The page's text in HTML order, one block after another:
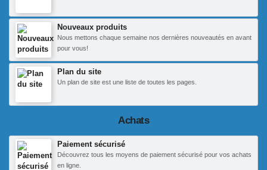
Nouveaux produits
Nous mettons chaque semaine nos dernières nouveautés en avant
pour vous!
Plan du site
Un plan de site est une liste de toutes les pages.
Achats
Paiement sécurisé
Découvrez tous les moyens de paiement sécurisé pour vos achats
en ligne.